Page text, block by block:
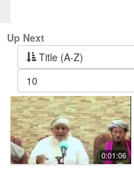
Up Next
Title (A-Z)
10
0:01:06